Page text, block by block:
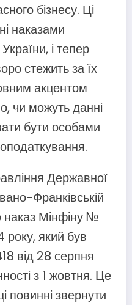
бізнесу. Ці
наказами
і тепер
стежить за їх
акцентом
чи можуть данні
бути особами
Державної
Франківській
наказ Мінфіну №
який був
від 28 серпня
з 1 жовтня. Це
повинні звернути